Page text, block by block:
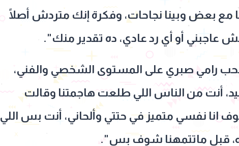
مع بعض وبينا نجاحات، وفكرة إنك متردش أصلًا
أو أي رد عادي، ده تقدير منك".
رامي صبري على المستوى الشخصي والفني،
أنت من الناس اللي طلعت هاجمتنا وقالت
انا نفسي متميز في حتتي وألحاني، أنت بس اللي
قبل ماتتمهنا شوف بس".